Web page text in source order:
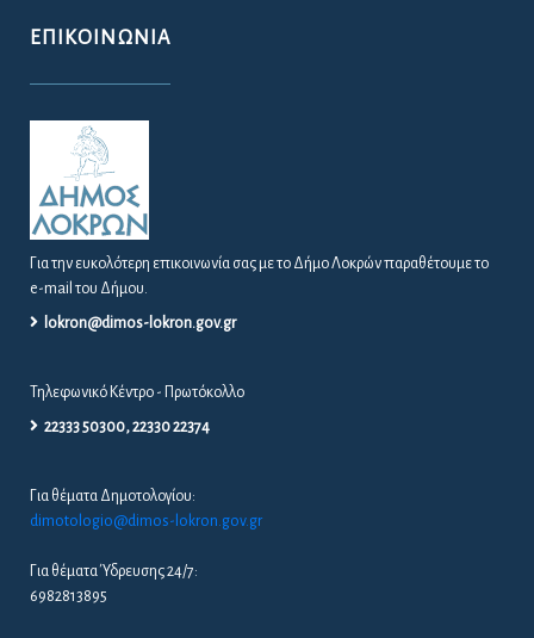
ΕΠΙΚΟΙΝΩΝΊΑ
Για την ευκολότερη επικοινωνία σας με το Δήμο Λοκρών παραθέτουμε το
e-mail του Δήμου.
lokron@dimos-lokron.gov.gr
Τηλεφωνικό Κέντρο - Πρωτόκολλο
22333 50300, 22330 22374
Για θέματα Δημοτολογίου:
dimotologio@dimos-lokron.gov.gr
Για θέματα Ύδρευσης 24/7:
6982813895